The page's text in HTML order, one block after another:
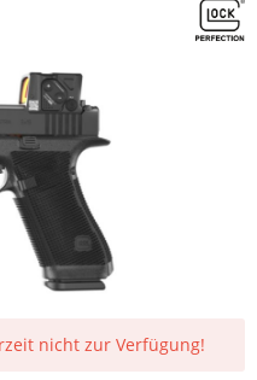
nicht zur Verfügung!